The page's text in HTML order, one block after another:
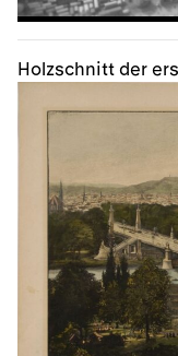
Holzschnitt der